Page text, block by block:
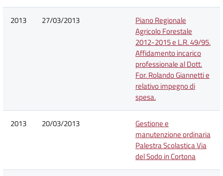
2013 27/03/2013
Piano Regionale
Agricolo Forestale
2012-2015 e L.R. 49/95.
Affidamento incarico
professionale al Dott.
For. Rolando Giannetti e
relativo impegno di
spesa.
2013 20/03/2013
Gestione e
manutenzione ordinaria
Palestra Scolastica Via
del Sodo in Cortona